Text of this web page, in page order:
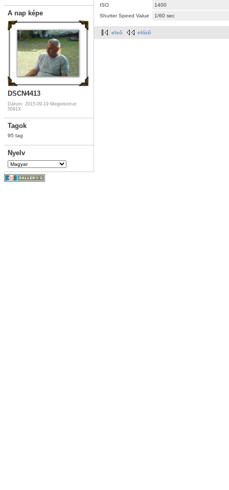
A nap képe
DSCN4413
Dátum: 2015-09-19 Megtekintve:
5091X
Tagok
95 tag
Nyelv
ISO
1400
Shutter Speed Value
1/60 sec
első előző